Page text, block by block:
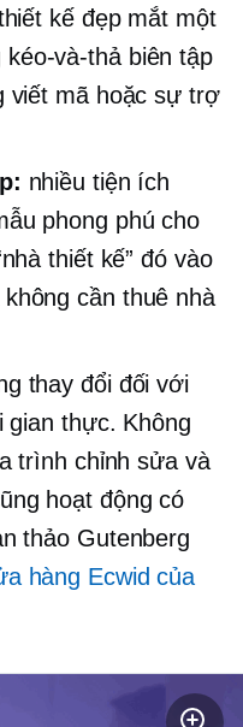
kế đẹp mắt một
kéo-và-thảbiên tập
viết mã hoặc sự trợ
nhiều tiện ích
phong phú cho
thiết kế” đó vào
cần thuê nhà
thay đổi đối với
gian thực. Không
trình chỉnh sửa và
hoạt động có
thảo Gutenberg
hàng Ecwid của